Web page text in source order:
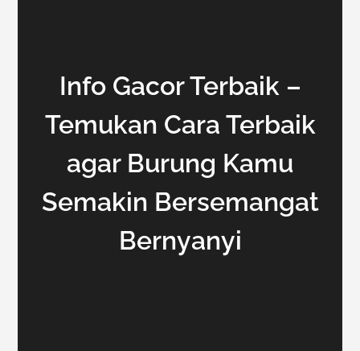
Info Gacor Terbaik –
Temukan Cara Terbaik
agar Burung Kamu
Semakin Bersemangat
Bernyanyi